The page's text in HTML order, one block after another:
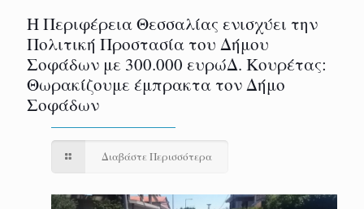
Η Περιφέρεια Θεσσαλίας ενισχύει την
Πολιτική Προστασία του Δήμου
Σοφάδων με 300.000 ευρώΔ. Κουρέτας:
Θωρακίζουμε έμπρακτα τον Δήμο
Σοφάδων
Διαβάστε Περισσότερα